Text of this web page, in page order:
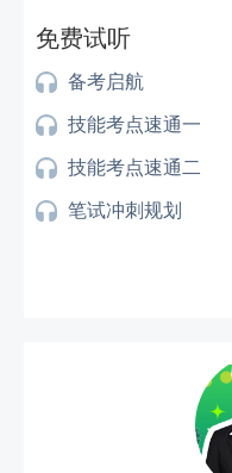
免费试听
备考启航
技能考点速通一
技能考点速通二
笔试冲刺规划